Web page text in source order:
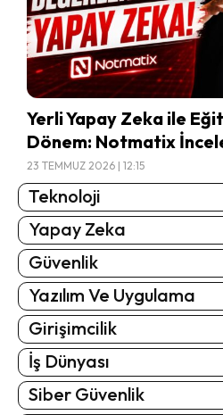
Yerli Yapay Zeka ile
Dönem: Notmatix
23 TEMMUZ 2026 | 12:15
Teknoloji
Yapay Zeka
Güvenlik
Yazılım Ve Uygulama
Girişimcilik
İş Dünyası
Siber Güvenlik